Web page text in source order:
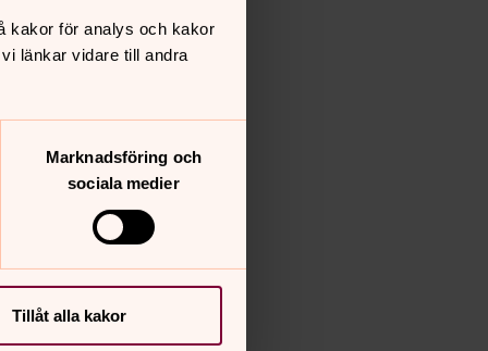
kakor för analys och kakor
länkar vidare till andra
Marknadsföring och
sociala medier
Tillåt alla kakor